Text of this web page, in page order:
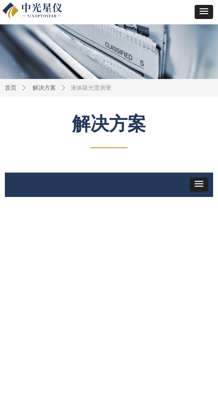
解决方案
——
首页 ꄲ 解决方案 ꄲ 液体吸光度测量